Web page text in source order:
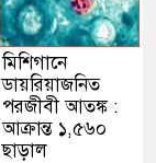
মিশিগানে
ডায়রিয়াজনিত
পরজীবী আতঙ্ক :
আক্রান্ত ১,৫৬০
ছাড়াল